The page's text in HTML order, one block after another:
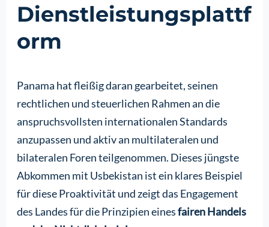
Dienstleistungsplattf
orm
Panama hat fleißig daran gearbeitet, seinen
rechtlichen und steuerlichen Rahmen an die
anspruchsvollsten internationalen Standards
anzupassen und aktiv an multilateralen und
bilateralen Foren teilgenommen. Dieses jüngste
Abkommen mit Usbekistan ist ein klares Beispiel
für diese Proaktivität und zeigt das Engagement
des Landes für die Prinzipien einesfairen Handels